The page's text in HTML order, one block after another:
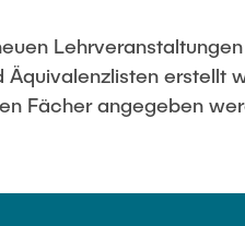
erstellt
Fächer angegeben